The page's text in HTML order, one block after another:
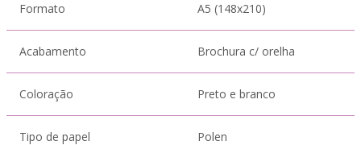
Formato A5 (148x210)
Acabamento Brochura c/ orelha
Coloração Preto e branco
Tipo de papel Polen